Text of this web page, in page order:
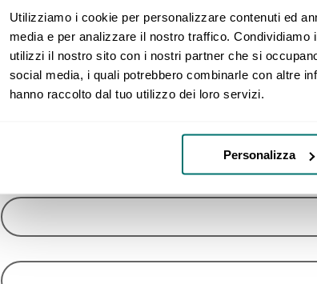
Utilizziamo i cookie per personalizzare contenuti ed
media e per analizzare il nostro traffico. Condividiamo
utilizzi il nostro sito con i nostri partner che si
social media, i quali potrebbero combinarle con altre
hanno raccolto dal tuo utilizzo dei loro servizi.
Personalizza